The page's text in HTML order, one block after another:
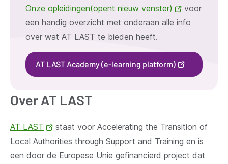
Onze opleidingen(opent nieuw venster)
(opent
nieuw
voor
een handig overzicht met onderaan alle info
over wat AT LAST te bieden heeft.
AT LAST Academy (e-learning platform)
(opent
nieuw
Over AT LAST
AT LAST
(opent
nieuw
venster)
staat voor Accelerating the Transition of
Local Authorities through Support and Training en is
een door de Europese Unie gefinancierd project dat